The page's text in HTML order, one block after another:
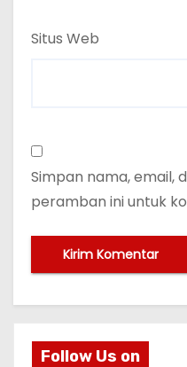
Situs Web
Simpan nama, email,
peramban ini untuk
Follow Us on